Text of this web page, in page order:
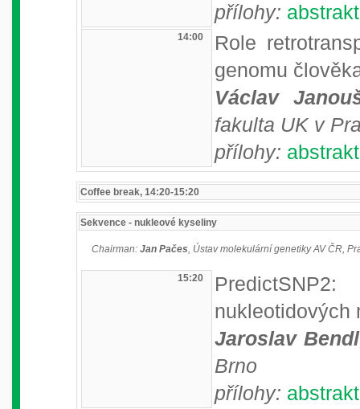
přílohy: abstrakt
14:00
Role
genomu
Václav
fakulta UK v
přílohy: abstrakt
Coffee break, 14:20-15:20
Sekvence - nukleové kyseliny
Chairman: Jan Pačes, Ústav molekulární genetiky AV ČR,
15:20
nukleotidových
Jaroslav Bendl
Brno
přílohy: abstrakt